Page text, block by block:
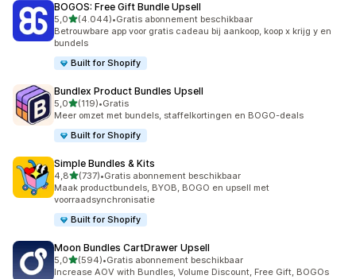
BOGOS: Free Gift Bundle Upsell
5,0van 5 sterren
(4.044)
4044 recensies in totaal
•Gratis abonnement beschikbaar
Betrouwbare app voor gratis cadeau bij aankoop, koop x krijg y en
bundels
Built for Shopify
Bundlex Product Bundles Upsell
5,0van 5 sterren
(119)
119 recensies in totaal
•Gratis
Meer omzet met bundels, staffelkortingen en BOGO-deals
Built for Shopify
Simple Bundles & Kits
4,8van 5 sterren
(737)
737 recensies in totaal
•Gratis abonnement beschikbaar
Maak productbundels, BYOB, BOGO en upsell met
voorraadsynchronisatie
Built for Shopify
Moon Bundles CartDrawer Upsell
5,0van 5 sterren
(594)
594 recensies in totaal
•Gratis abonnement beschikbaar
Increase AOV with Bundles, Volume Discount, Free Gift, BOGOs